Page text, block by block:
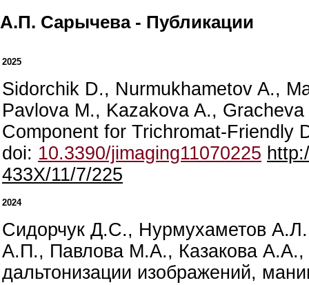
А.П. Сарычева - Публикации
2025
Sidorchik D., Nurmukhametov A.,
Pavlova M., Kazakova A.,
Component for Trichromat-Friendly
doi: 10.3390/jimaging11070225
433X/11/7/225
2024
Сидорчук Д.С., Нурмухаметов
А.П., Павлова М.А., Казакова
дальтонизации изображений,